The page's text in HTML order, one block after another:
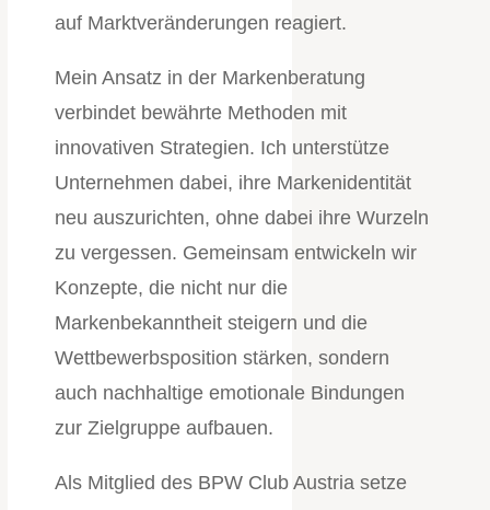
auf Marktveränderungen reagiert.
Mein Ansatz in der Markenberatung
verbindet bewährte Methoden mit
innovativen Strategien. Ich unterstütze
Unternehmen dabei, ihre Markenidentität
neu auszurichten, ohne dabei ihre Wurzeln
zu vergessen. Gemeinsam entwickeln wir
Konzepte, die nicht nur die
Markenbekanntheit steigern und die
Wettbewerbsposition stärken, sondern
auch nachhaltige emotionale Bindungen
zur Zielgruppe aufbauen.
Als Mitglied des BPW Club Austria setze